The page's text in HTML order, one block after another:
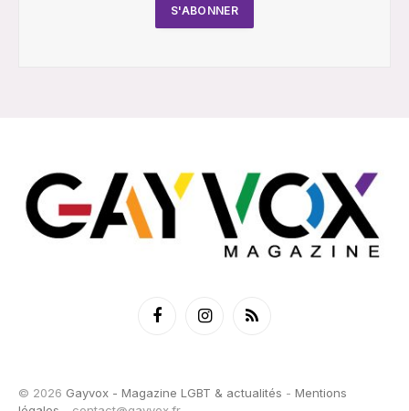
FacebookInstagramRSS
© 2026 Gayvox - Magazine LGBT & actualités - Mentions